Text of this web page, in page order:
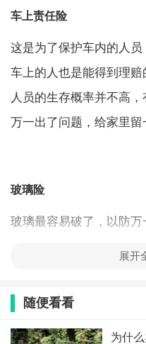
车上责任险
这是为了保护车内的人员
车上的人也是能得到理
人员的生存概率并不高，
万一出了问题，给家里留
玻璃险
玻璃最容易破了，以防
不计免赔险
这个是附加险，需要和
展开
随便看看
为什